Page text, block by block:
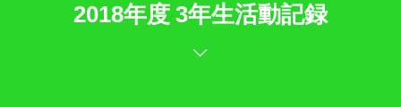
2018年度 3年生活動記録